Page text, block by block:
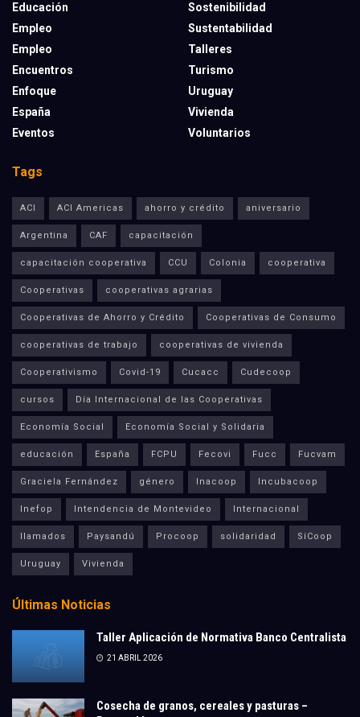
Educación
Empleo
Empleo
Encuentros
Enfoque
España
Eventos
Sostenibilidad
Sustentabilidad
Talleres
Turismo
Uruguay
Vivienda
Voluntarios
Tags
ACI ACI Americas ahorro y crédito aniversario
Argentina CAF capacitación
capacitación cooperativa CCU Colonia cooperativa
Cooperativas cooperativas agrarias
Cooperativas de Ahorro y Crédito Cooperativas de Consumo
cooperativas de trabajo cooperativas de vivienda
Cooperativismo Covid-19 Cucacc Cudecoop
cursos Día Internacional de las Cooperativas
Economía Social Economía Social y Solidaria
educación España FCPU Fecovi Fucc Fucvam
Graciela Fernández género Inacoop Incubacoop
Inefop Intendencia de Montevideo Internacional
llamados Paysandú Procoop solidaridad SíCoop
Uruguay Vivienda
Últimas Noticias
Taller Aplicación de Normativa Banco Centralista
21 ABRIL 2026
Cosecha de granos, cereales y pasturas –